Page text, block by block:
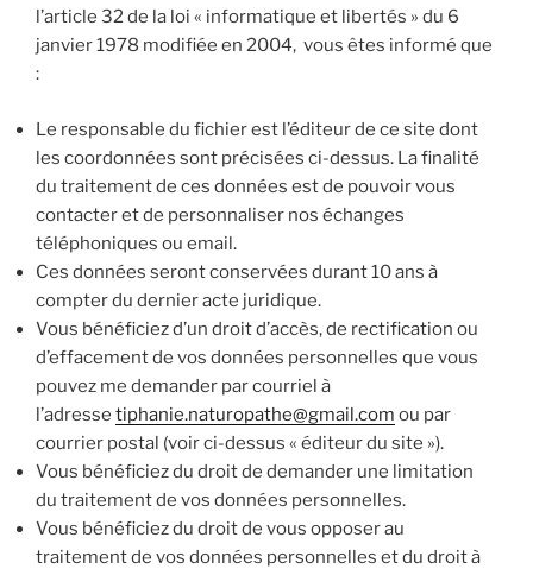
l’article 32 de la loi « informatique et libertés » du 6
janvier 1978 modifiée en 2004, vous êtes informé que
:
Le responsable du fichier est l’éditeur de ce site dont
les coordonnées sont précisées ci-dessus. La finalité
du traitement de ces données est de pouvoir vous
contacter et de personnaliser nos échanges
téléphoniques ou email.
Ces données seront conservées durant 10 ans à
compter du dernier acte juridique.
Vous bénéficiez d’un droit d’accès, de rectification ou
d’effacement de vos données personnelles que vous
pouvez me demander par courriel à
l’adresse tiphanie.naturopathe@gmail.com ou par
courrier postal (voir ci-dessus « éditeur du site »).
Vous bénéficiez du droit de demander une limitation
du traitement de vos données personnelles.
Vous bénéficiez du droit de vous opposer au
traitement de vos données personnelles et du droit à